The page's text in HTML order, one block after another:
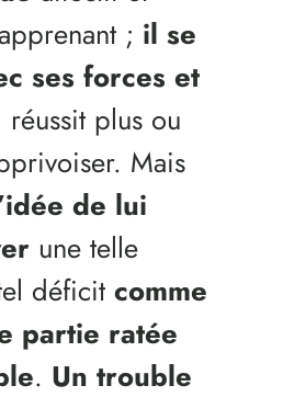
; il se
ses forces et
plus ou
Mais
de lui
une telle
déficit comme
partie ratée
. Un trouble